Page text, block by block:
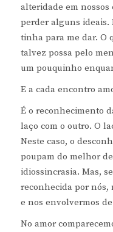
alteridade em nossos
perder alguns ideais.
tinha para me dar. O
talvez possa pelo
um pouquinho
E a cada encontro
É o reconhecimento
laço com o outro. O
Neste caso, o
poupam do melhor
idiossincrasia. Mas,
reconhecida por nós,
e nos envolvermos
No amor